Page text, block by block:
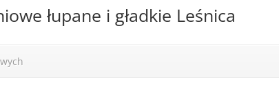
łupane i gładkie Leśnica